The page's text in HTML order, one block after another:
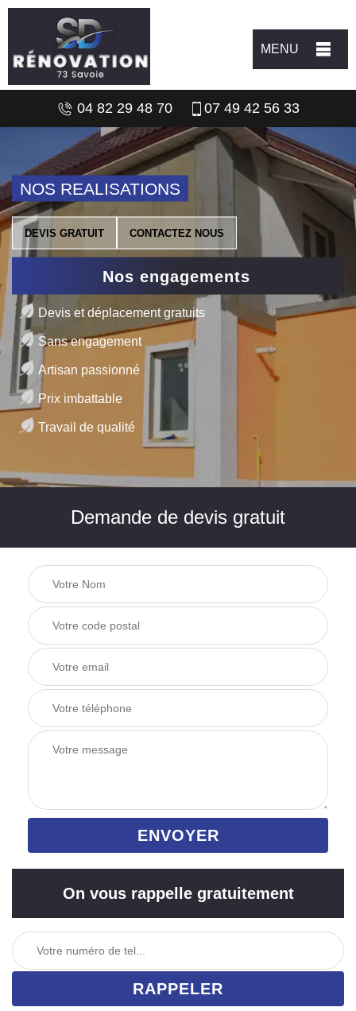
MENU
04 82 29 48 70 07 49 42 56 33
NOS REALISATIONS
DEVIS GRATUIT CONTACTEZ NOUS
Nos engagements
Devis et déplacement gratuits
Sans engagement
Artisan passionné
Prix imbattable
Travail de qualité
Demande de devis gratuit
On vous rappelle gratuitement